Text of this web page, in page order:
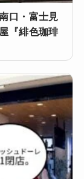
口・富士見
『緋色珈琲